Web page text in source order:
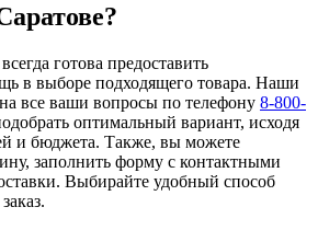
готова предоставить
в выборе подходящего товара. Наши
все ваши вопросы по телефону 8-800-
оптимальный вариант, исходя
и бюджета. Также, вы можете
заполнить форму с контактными
Выбирайте удобный способ